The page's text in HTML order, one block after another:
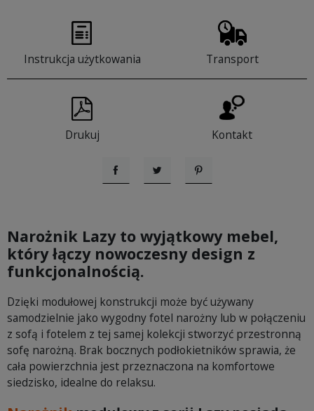
Instrukcja użytkowania Transport
Drukuj Kontakt
UdostępnijTweetujPinterest
Narożnik Lazy to wyjątkowy mebel,
który łączy nowoczesny design z
funkcjonalnością.
Dzięki modułowej konstrukcji może być używany
samodzielnie jako wygodny fotel narożny lub w połączeniu
z sofą i fotelem z tej samej kolekcji stworzyć przestronną
sofę narożną. Brak bocznych podłokietników sprawia, że
cała powierzchnia jest przeznaczona na komfortowe
siedzisko, idealne do relaksu.